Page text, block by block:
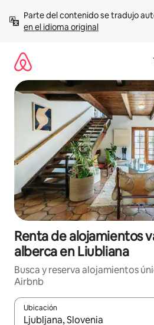
contenido
Parte del contenido se tradujo
en el idioma original
Renta de alojamientos
alberca en Liubliana
Busca y reserva alojamientos
Airbnb
Ubicación
Cuando los resultados estén